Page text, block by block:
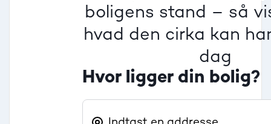
boligens stand – så
hvad den cirka kan
dag
Hvor ligger din bolig?